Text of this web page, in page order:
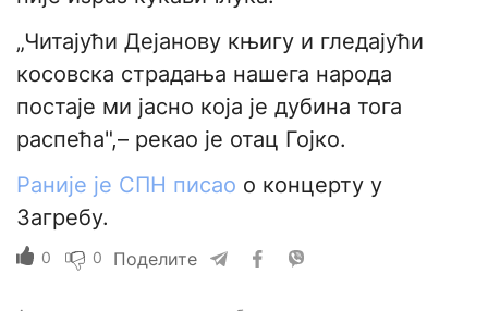
„Читајући Дејанову књигу и гледајући
косовска страдања нашега народа
постаје ми јасно која је дубина тога
распећа",– рекао је отац Гојко.
Раније је СПН писао о концерту у
Загребу.
0 0 Поделите